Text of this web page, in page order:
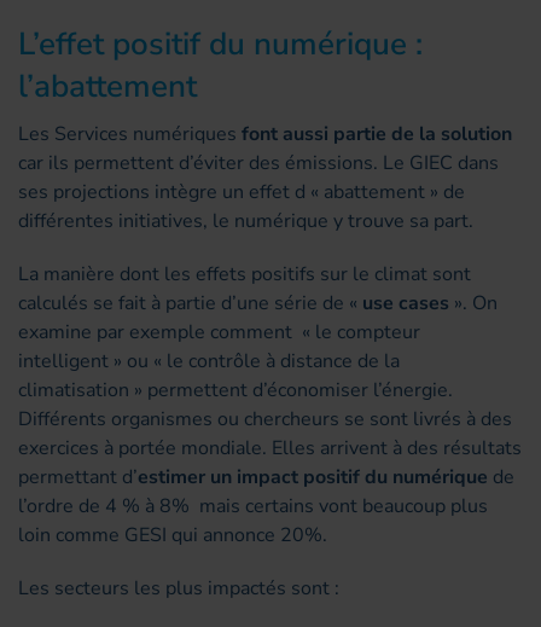
L’effet positif du numérique :
l’abattement
Les Services numériques font aussi partie de la solution
car ils permettent d’éviter des émissions. Le GIEC dans
ses projections intègre un effet d « abattement » de
différentes initiatives, le numérique y trouve sa part.
La manière dont les effets positifs sur le climat sont
calculés se fait à partie d’une série de « use cases ». On
examine par exemple comment « le compteur
intelligent » ou « le contrôle à distance de la
climatisation » permettent d’économiser l’énergie.
Différents organismes ou chercheurs se sont livrés à des
exercices à portée mondiale. Elles arrivent à des résultats
permettant d’estimer un impact positif du numérique de
l’ordre de 4 % à 8% mais certains vont beaucoup plus
loin comme GESI qui annonce 20%.
Les secteurs les plus impactés sont :